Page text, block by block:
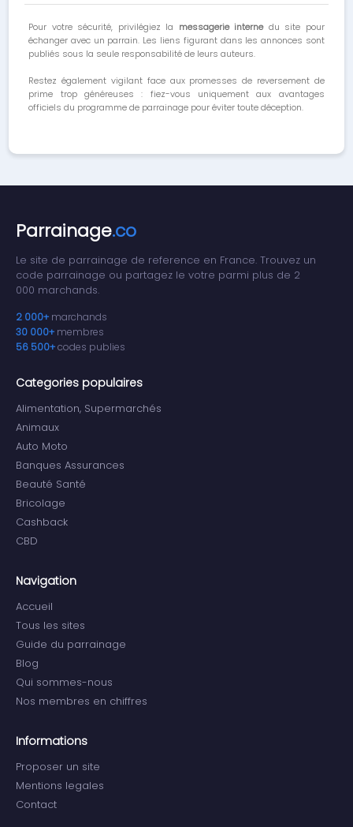
Pour votre sécurité, privilégiez la messagerie internedu site pour
échanger avec un parrain. Les liens figurant dans les annonces sont
publiés sous la seule responsabilité de leurs auteurs.
Restez également vigilant face aux promesses de reversement de
prime trop généreuses : fiez-vous uniquement aux avantages
officiels du programme de parrainage pour éviter toute déception.
Parrainage.co
Le site de parrainage de reference en France. Trouvez un
code parrainage ou partagez le votre parmi plus de 2
000 marchands.
2 000+ marchands
30 000+ membres
56 500+codes publies
Categories populaires
Alimentation, Supermarchés
Animaux
Auto Moto
Banques Assurances
Beauté Santé
Bricolage
Cashback
CBD
Navigation
Accueil
Tous les sites
Guide du parrainage
Blog
Qui sommes-nous
Nos membres en chiffres
Informations
Proposer un site
Mentions legales
Contact